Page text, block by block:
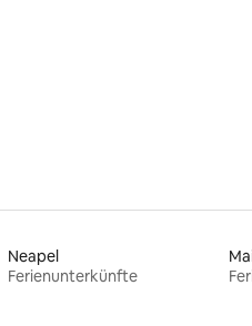
Bewertung: 4,94 von 5,
Neapel
Ferienunterkünfte